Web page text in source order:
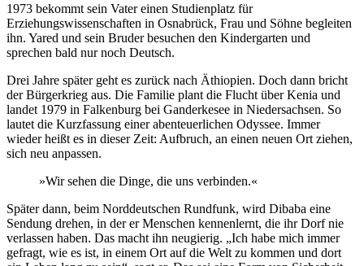
1973 bekommt sein Vater einen Studienplatz für
Erziehungswissenschaften in Osnabrück, Frau und Söhne begleiten
ihn. Yared und sein Bruder besuchen den Kindergarten und
sprechen bald nur noch Deutsch.
Drei Jahre später geht es zurück nach Äthiopien. Doch dann bricht
der Bürgerkrieg aus. Die Familie plant die Flucht über Kenia und
landet 1979 in Falkenburg bei Ganderkesee in Niedersachsen. So
lautet die Kurzfassung einer abenteuerlichen Odyssee. Immer
wieder heißt es in dieser Zeit: Aufbruch, an einen neuen Ort ziehen,
sich neu anpassen.
»Wir sehen die Dinge, die uns verbinden.«
Später dann, beim Norddeutschen Rundfunk, wird Dibaba eine
Sendung drehen, in der er Menschen kennenlernt, die ihr Dorf nie
verlassen haben. Das macht ihn neugierig. „Ich habe mich immer
gefragt, wie es ist, in einem Ort auf die Welt zu kommen und dort